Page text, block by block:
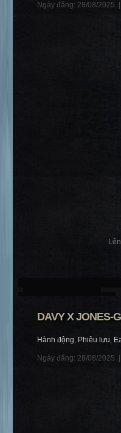
Ngày đăng: 28/08/2025 |
DAVY X JONES-
Hành động, Phiêu lưu,
Ngày đăng: 28/08/2025 |